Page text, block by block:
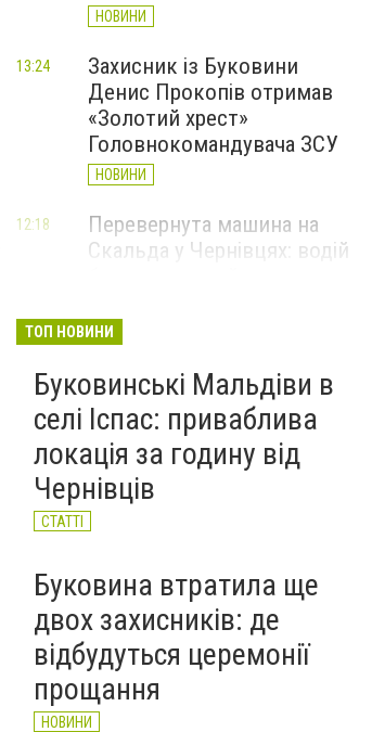
НОВИНИ
Захисник із Буковини
Денис Прокопів отримав
«Золотий хрест»
Головнокомандувача ЗСУ
НОВИНИ
13:24
Перевернута машина на
Скальда у Чернівцях: водій
12:18
зафіксували новий
історичний температурний
максимум
НОВИНИ
ТОП НОВИНИ
Буковинські Мальдіви в
селі Іспас: приваблива
локація за годину від
Чернівців
СТАТТІ
Буковина втратила ще
двох захисників: де
відбудуться церемонії
прощання
НОВИНИ